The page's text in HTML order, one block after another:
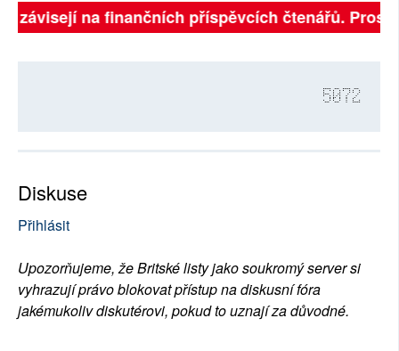
závisejí na finančních příspěvcích čtenářů.
5072
Diskuse
Přihlásit
Upozorňujeme, že Britské listy jako soukromý server si
vyhrazují právo blokovat přístup na diskusní fóra
jakémukoliv diskutérovi, pokud to uznají za důvodné.